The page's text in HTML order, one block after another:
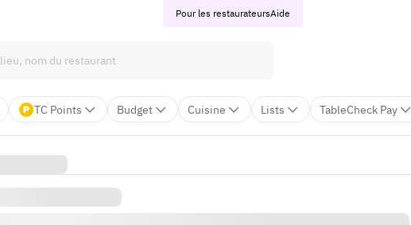
Pour les restaurateursAide
TC Points Budget Cuisine Lists TableCheck Pay